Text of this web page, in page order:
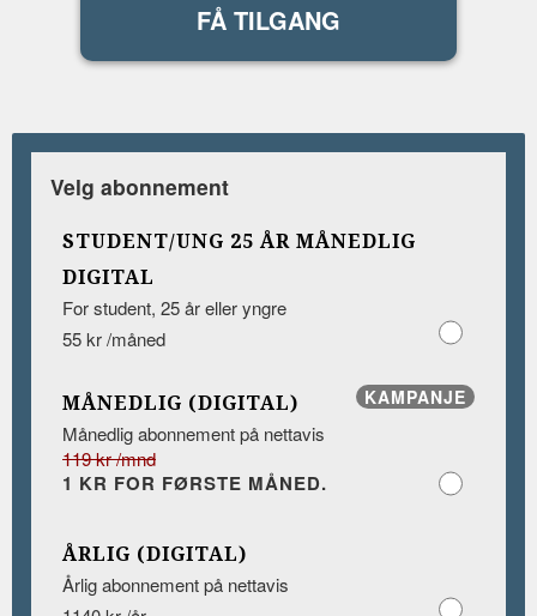
FÅ TILGANG
Velg abonnement
STUDENT/UNG 25 ÅR MÅNEDLIG
DIGITAL
For student, 25 år eller yngre
55 kr /måned
KAMPANJE
MÅNEDLIG (DIGITAL)
Månedlig abonnement på nettavis
119 kr /mnd
1 KR FOR FØRSTE MÅNED.
ÅRLIG (DIGITAL)
Årlig abonnement på nettavis